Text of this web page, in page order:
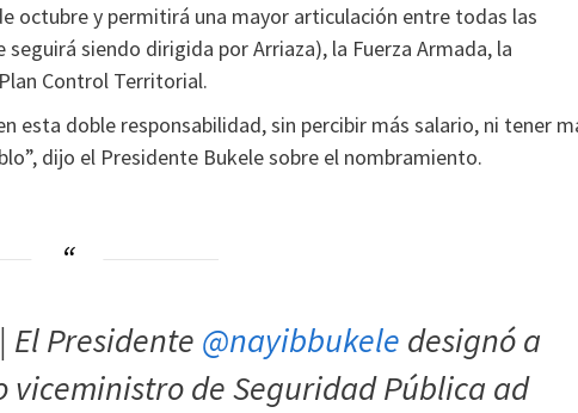
octubre y permitirá una mayor articulación entre todas las
siendo dirigida por Arriaza), la Fuerza Armada, la
Control Territorial.
esta doble responsabilidad, sin percibir más salario, ni tener
dijo el Presidente Bukele sobre el nombramiento.
| El Presidente @nayibbukele designó a
viceministro de Seguridad Pública ad